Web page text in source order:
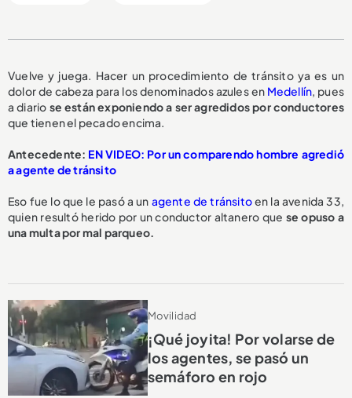
Vuelve y juega. Hacer un procedimiento de tránsito ya es un
dolor de cabeza para los denominados azules en Medellín, pues
a diario se están exponiendo a seragredidos por conductores
que tienen el pecado encima.
Antecedente: EN VIDEO: Por un comparendo hombre agredió
a agente de tránsito
Eso fue lo que le pasó a un agente de tránsitoen la avenida 33,
quien resultó herido por un conductor altanero que se opuso a
una multapor mal parqueo.
Movilidad
¡Qué joyita! Por volarse de
los agentes, se pasó un
semáforo en rojo